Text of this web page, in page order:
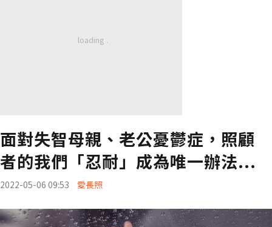
面對失智母親、老公憂鬱症，照顧
者的我們「忍耐」成為唯一辦法...
2022-05-06 09:53 愛長照